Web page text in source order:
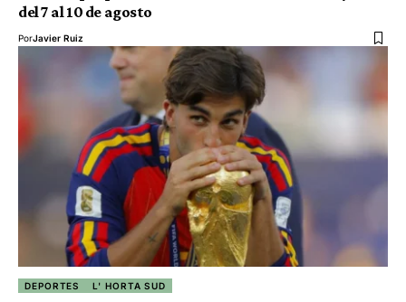
del 7 al 10 de agosto
PorJavier Ruiz
DEPORTES L' HORTA SUD